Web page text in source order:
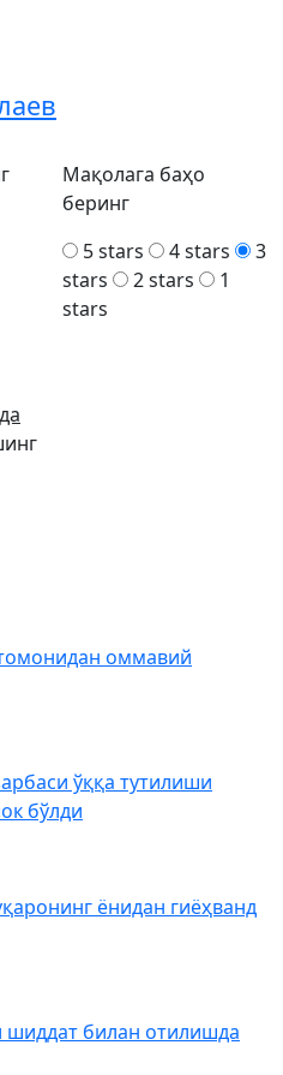
Мақолага баҳо
беринг
5 stars
4 stars
3
stars
2 stars
1
stars
оммавий
ўққа тутилиши
бўлди
ёнидан гиёҳванд
шиддат билан отилишда